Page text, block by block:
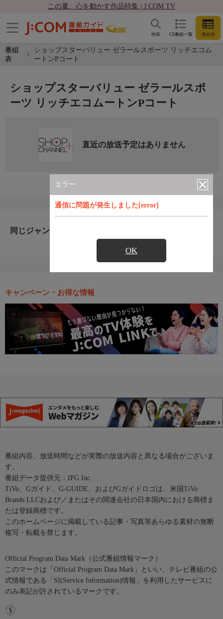
この夏、心を動かす作品特集 | J:COM TV
CS番組一覧 番組表
検索
番組
表
ショップスターバリュー ゼラールスポーツ リッチエコム
ートンPコート
エラー
通信に問題が発生しました[error]
OK
ショップスターバリュー ゼラールスポ
ーツ リッチエコムートンPコート
直近の放送予定はありません
同じジャンルのおすすめ番組
キャンペーン・お得な情報
番組内容、放送時間などが実際の放送内容と異なる場合がございま
す。
番組データ提供元：IPG Inc.
TiVo、Gガイド、G-GUIDE、およびGガイドロゴは、米国TiVo
Brands LLCおよび／またはその関連会社の日本国内における商標ま
たは登録商標です。
このホームページに掲載している記事・写真等あらゆる素材の無断
複写・転載を禁じます。
Official Program Data Mark（公式番組情報マーク）
このマークは「Official Program Data Mark」といい、テレビ番組の公
式情報である「SI(Service Information)情報」を利用したサービスに
のみ表記が許されているマークです。